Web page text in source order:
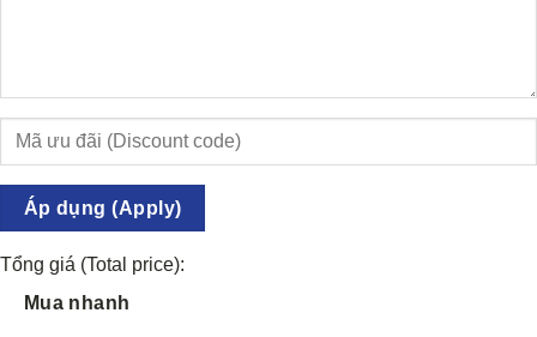
Áp dụng (Apply)
Tổng giá (Total price):
Mua nhanh